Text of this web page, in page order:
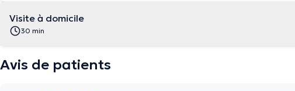
Visite à domicile
30 min
Avis de patients